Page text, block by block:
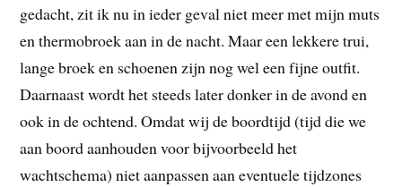
gedacht, zit ik nu in ieder geval niet meer met mijn muts
en thermobroek aan in de nacht. Maar een lekkere trui,
lange broek en schoenen zijn nog wel een fijne outfit.
Daarnaast wordt het steeds later donker in de avond en
ook in de ochtend. Omdat wij de boordtijd (tijd die we
aan boord aanhouden voor bijvoorbeeld het
wachtschema) niet aanpassen aan eventuele tijdzones